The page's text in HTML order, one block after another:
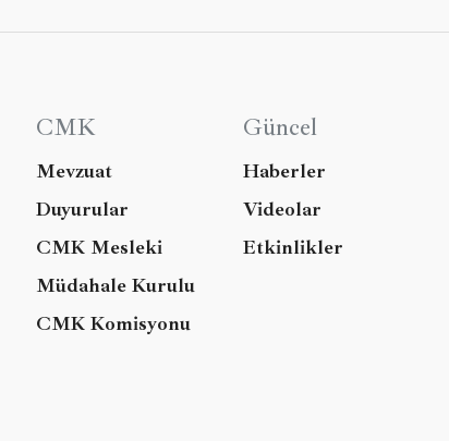
CMK
Mevzuat
Duyurular
CMK Mesleki
Müdahale Kurulu
CMK Komisyonu
Güncel
Haberler
Videolar
Etkinlikler